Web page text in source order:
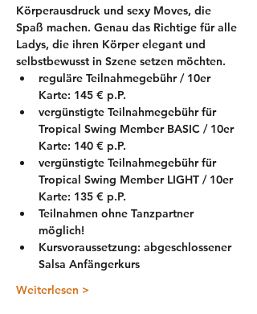
Körperausdruck und sexy Moves, die
Spaß machen. Genau das Richtige für alle
Ladys, die ihren Körper elegant und
selbstbewusst in Szene setzen möchten.
reguläre Teilnahmegebühr / 10er
Karte: 145 € p.P.
vergünstigte Teilnahmegebühr für
Tropical Swing Member BASIC / 10er
Karte: 140 € p.P.
vergünstigte Teilnahmegebühr für
Tropical Swing Member LIGHT / 10er
Karte: 135 € p.P.
Teilnahmen ohne Tanzpartner
möglich!
Kursvoraussetzung: abgeschlossener
Salsa Anfängerkurs
Weiterlesen >